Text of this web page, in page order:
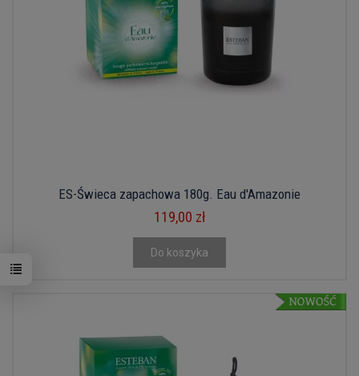
ES-Świeca zapachowa 180g. Eau d'Amazonie
119,00 zł
Do koszyka